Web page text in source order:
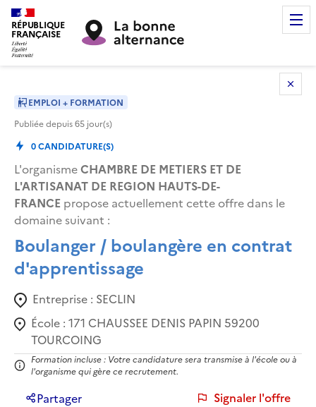
RÉPUBLIQUE
FRANÇAISE
EMPLOI + FORMATION
Publiée depuis65 jour(s)
0CANDIDATURE(S)
L'organismeCHAMBRE DE METIERS ET DE
L'ARTISANAT DE REGION HAUTS-DE-
FRANCE propose actuellement cette offre dans le
domaine suivant :
Boulanger / boulangère en contrat
d'apprentissage
Entreprise : SECLIN
École :171 CHAUSSEE DENIS PAPIN 59200
TOURCOING
Formation incluse : Votre candidature sera transmise à l'école ou à
l'organisme qui gère ce recrutement.
Partager Signaler l'offre